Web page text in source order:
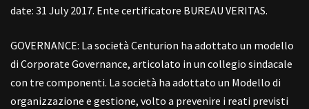
date: 31 July 2017. Ente certificatore BUREAU VERITAS.
GOVERNANCE: La società Centurion ha adottato un modello
di Corporate Governance, articolato in un collegio sindacale
con tre componenti. La società ha adottato un Modello di
organizzazione e gestione, volto a prevenire i reati previsti